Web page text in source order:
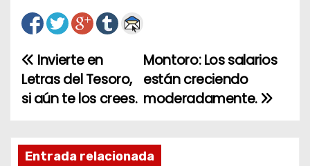
N
a
e
Montoro: Los salarios
están creciendo
moderadamente.
Invierte en
Letras del Tesoro,
si aún te los crees.
Entrada relacionada